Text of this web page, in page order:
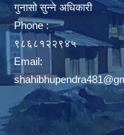
गुनासो सुन्ने अधिकारी
Phone :
९८६८१२२९४५
Email: